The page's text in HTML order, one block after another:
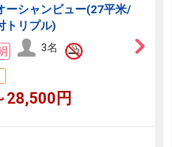
ーシャンビュー(27平米/
トリプル)
3名
28,500円